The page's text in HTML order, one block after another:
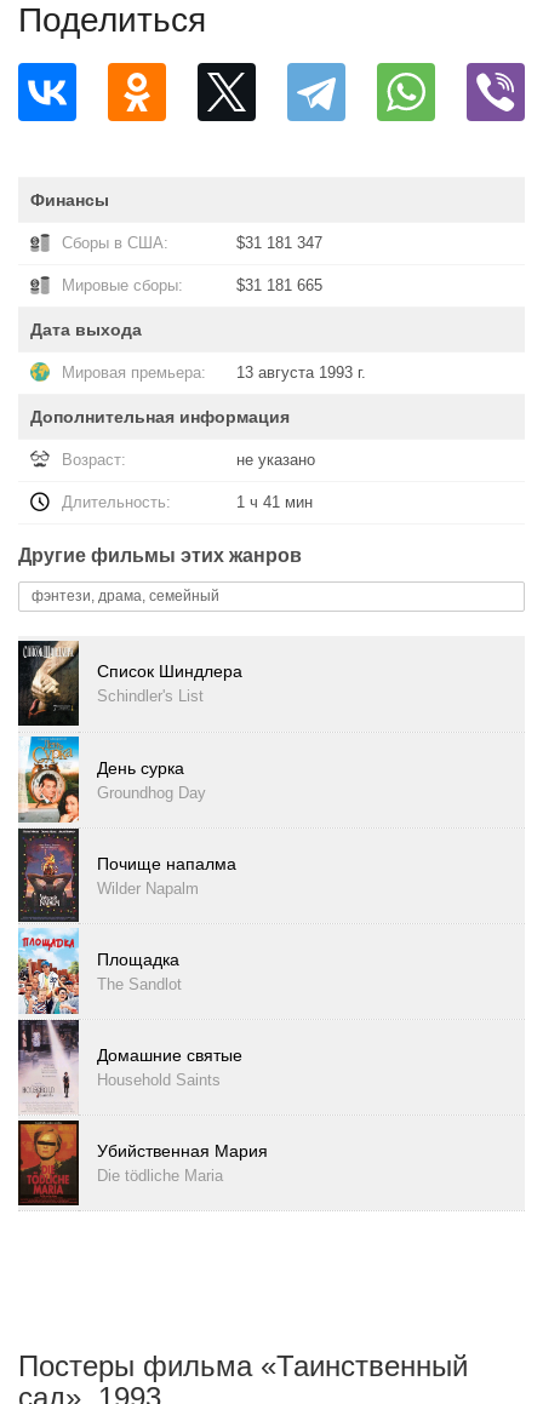
Поделиться
Финансы
Сборы в США: $31 181 347
Мировые сборы: $31 181 665
Дата выхода
Мировая премьера: 13 августа 1993 г.
Дополнительная информация
Возраст: не указано
Длительность: 1 ч 41 мин
Другие фильмы этих жанров
фэнтези, драма, семейный
Список Шиндлера
Schindler's List
День сурка
Groundhog Day
Почище напалма
Wilder Napalm
Площадка
The Sandlot
Домашние святые
Household Saints
Убийственная Мария
Die tödliche Maria
Постеры фильма «Таинственный
сад», 1993